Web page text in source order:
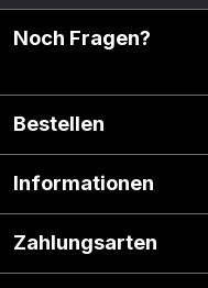
Noch Fragen?
Bestellen
Informationen
Zahlungsarten